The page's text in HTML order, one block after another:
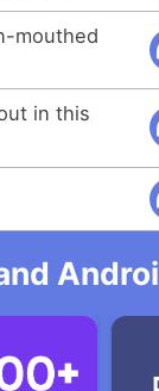
mouthed
in this